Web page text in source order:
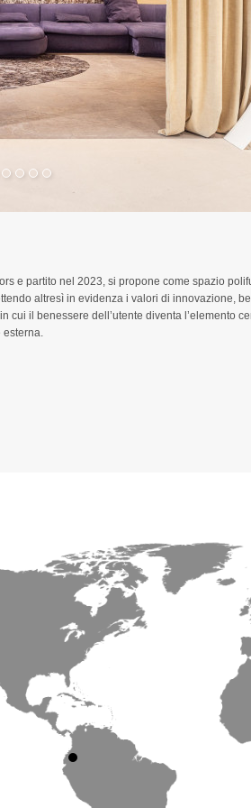
e partito nel 2023, si propone come spazio
altresì in evidenza i valori di innovazione,
il benessere dell’utente diventa l’elemento
esterna.